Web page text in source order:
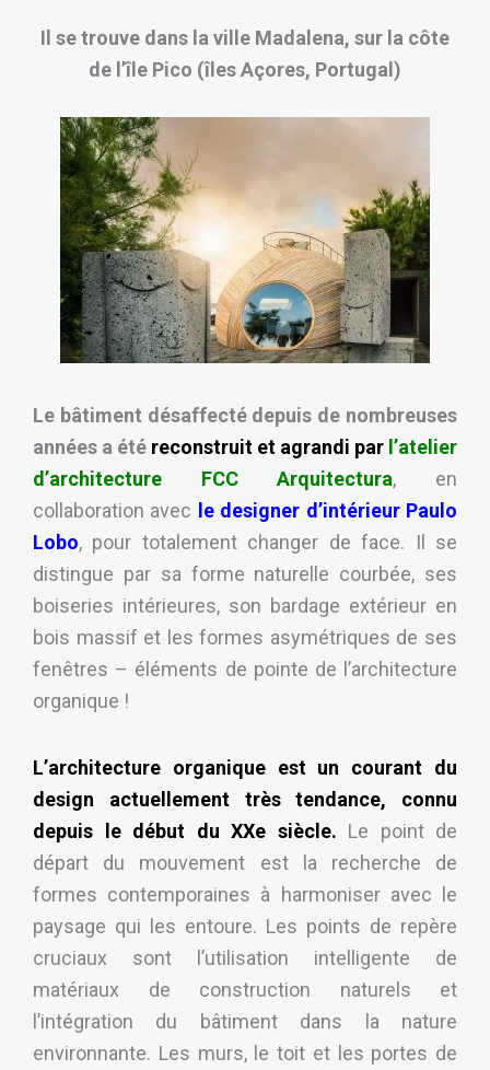
Il se trouve dans la ville Madalena, sur la côte
de l’île Pico (îles Açores, Portugal)
Le bâtiment désaffecté depuis de nombreuses
années a été reconstruit et agrandi par l’atelier
d’architecture FCC Arquitectura, en
collaboration avec le designer d’intérieur Paulo
Lobo, pour totalement changer de face. Il se
distingue par sa forme naturelle courbée, ses
boiseries intérieures, son bardage extérieur en
bois massif et les formes asymétriques de ses
fenêtres – éléments de pointe de l’architecture
organique !
L’architecture organique est un courant du
design actuellement très tendance, connu
depuis le début du XXe siècle. Le point de
départ du mouvement est la recherche de
formes contemporaines à harmoniser avec le
paysage qui les entoure. Les points de repère
cruciaux sont l’utilisation intelligente de
matériaux de construction naturels et
l’intégration du bâtiment dans la nature
environnante. Les murs, le toit et les portes de